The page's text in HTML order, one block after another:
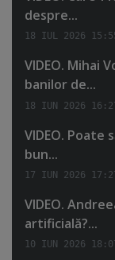
despre...
18 IUL 2026
VIDEO. Mihai
banilor de...
18 IUN 2026
VIDEO. Poate
bun...
17 IUN 2026
VIDEO.
artificială?...
10 IUN 2026